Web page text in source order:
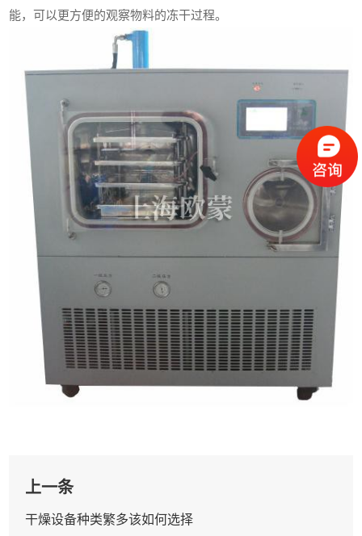
能，可以更方便的观察物料的冻干过程。
上一条
干燥设备种类繁多该如何选择